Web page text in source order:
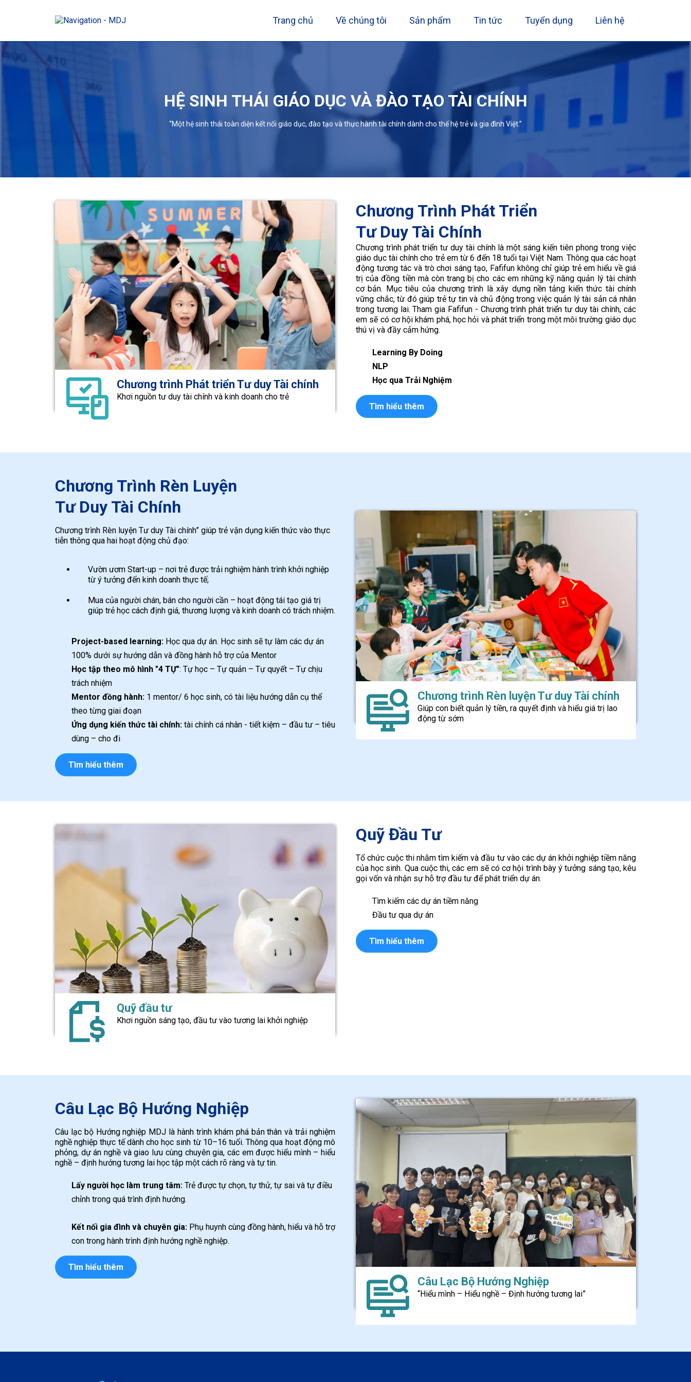
Trang chủ Về chúng tôi Sản phẩm Tin tức Tuyển dụng Liên hệ
HỆ SINH THÁI GIÁO DỤC VÀ ĐÀO TẠO TÀI CHÍNH
“Một hệ sinh thái toàn diện kết nối giáo dục, đào tạo và thực hành tài chính dành cho thế hệ trẻ và gia đình Việt.”
Chương trình Phát triển Tư duy Tài chính
Khơi nguồn tư duy tài chính và kinh doanh cho trẻ
Chương Trình Phát Triển
Tư Duy Tài Chính
Chương trình phát triển tư duy tài chính là một sáng kiến tiên phong trong việc
giáo dục tài chính cho trẻ em từ 6 đến 18 tuổi tại Việt Nam. Thông qua các hoạt
động tương tác và trò chơi sáng tạo, Fafifun không chỉ giúp trẻ em hiểu về giá
trị của đồng tiền mà còn trang bị cho các em những kỹ năng quản lý tài chính
cơ bản. Mục tiêu của chương trình là xây dựng nền tảng kiến thức tài chính
vững chắc, từ đó giúp trẻ tự tin và chủ động trong việc quản lý tài sản cá nhân
trong tương lai. Tham gia Fafifun - Chương trình phát triển tư duy tài chính, các
em sẽ có cơ hội khám phá, học hỏi và phát triển trong một môi trường giáo dục
thú vị và đầy cảm hứng.
Learning By Doing
NLP
Học qua Trải Nghiệm
Tìm hiểu thêm
Chương Trình Rèn Luyện
Tư Duy Tài Chính
Chương trình Rèn luyện Tư duy Tài chính” giúp trẻ vận dụng kiến thức vào thực
tiễn thông qua hai hoạt động chủ đạo:
Vườn ươm Start-up – nơi trẻ được trải nghiệm hành trình khởi nghiệp
từ ý tưởng đến kinh doanh thực tế;
Mua của người chán, bán cho người cần – hoạt động tái tạo giá trị
giúp trẻ học cách định giá, thương lượng và kinh doanh có trách nhiệm.
Project-based learning: Học qua dự án. Học sinh sẽ tự làm các dự án
100% dưới sự hướng dẫn và đồng hành hỗ trợ của Mentor
Học tập theo mô hình "4 TỰ": Tự học – Tự quản – Tự quyết – Tự chịu
trách nhiệm
Mentor đồng hành: 1 mentor/ 6 học sinh, có tài liệu hướng dẫn cụ thể
theo từng giai đoạn
Ứng dụng kiến thức tài chính: tài chính cá nhân - tiết kiệm – đầu tư – tiêu
dùng – cho đi
Tìm hiểu thêm
Chương trình Rèn luyện Tư duy Tài chính
Giúp con biết quản lý tiền, ra quyết định và hiểu giá trị lao
động từ sớm
Quỹ đầu tư
Khơi nguồn sáng tạo, đầu tư vào tương lai khởi nghiệp
Quỹ Đầu Tư
Tổ chức cuộc thi nhằm tìm kiếm và đầu tư vào các dự án khởi nghiệp tiềm năng
của học sinh. Qua cuộc thi, các em sẽ có cơ hội trình bày ý tưởng sáng tạo, kêu
gọi vốn và nhận sự hỗ trợ đầu tư để phát triển dự án.
Tìm kiếm các dự án tiềm năng
Đầu tư qua dự án
Tìm hiểu thêm
Câu Lạc Bộ Hướng Nghiệp
Câu lạc bộ Hướng nghiệp MDJ là hành trình khám phá bản thân và trải nghiệm
nghề nghiệp thực tế dành cho học sinh từ 10–16 tuổi. Thông qua hoạt động mô
phỏng, dự án nghề và giao lưu cùng chuyên gia, các em được hiểu mình – hiểu
nghề – định hướng tương lai học tập một cách rõ ràng và tự tin.
Lấy người học làm trung tâm: Trẻ được tự chọn, tự thử, tự sai và tự điều
chỉnh trong quá trình định hướng.
Kết nối gia đình và chuyên gia: Phụ huynh cùng đồng hành, hiểu và hỗ trợ
con trong hành trình định hướng nghề nghiệp.
Tìm hiểu thêm
Câu Lạc Bộ Hướng Nghiệp
“Hiểu mình – Hiểu nghề – Định hướng tương lai”